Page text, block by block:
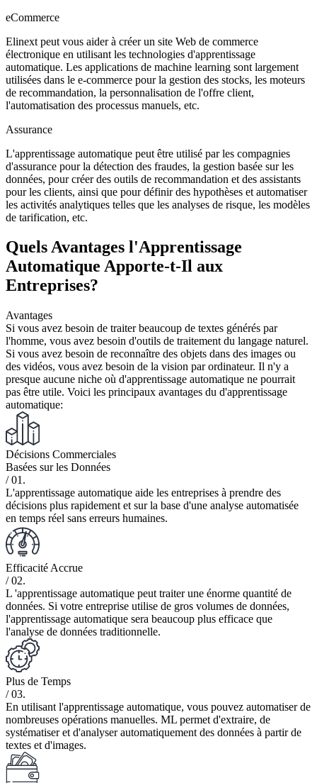
eCommerce
Elinext peut vous aider à créer un site Web de commerce
électronique en utilisant les technologies d'apprentissage
automatique. Les applications de machine learning sont largement
utilisées dans le e-commerce pour la gestion des stocks, les moteurs
de recommandation, la personnalisation de l'offre client,
l'automatisation des processus manuels, etc.
Assurance
L'apprentissage automatique peut être utilisé par les compagnies
d'assurance pour la détection des fraudes, la gestion basée sur les
données, pour créer des outils de recommandation et des assistants
pour les clients, ainsi que pour définir des hypothèses et automatiser
les activités analytiques telles que les analyses de risque, les modèles
de tarification, etc.
Quels Avantages l'Apprentissage
Automatique Apporte-t-Il aux
Entreprises?
Avantages
Si vous avez besoin de traiter beaucoup de textes générés par
l'homme, vous avez besoin d'outils de traitement du langage naturel.
Si vous avez besoin de reconnaître des objets dans des images ou
des vidéos, vous avez besoin de la vision par ordinateur. Il n'y a
presque aucune niche où d'apprentissage automatique ne pourrait
pas être utile. Voici les principaux avantages du d'apprentissage
automatique:
Décisions Commerciales
Basées sur les Données
/ 01.
L'apprentissage automatique aide les entreprises à prendre des
décisions plus rapidement et sur la base d'une analyse automatisée
en temps réel sans erreurs humaines.
Efficacité Accrue
/ 02.
L 'apprentissage automatique peut traiter une énorme quantité de
données. Si votre entreprise utilise de gros volumes de données,
l'apprentissage automatique sera beaucoup plus efficace que
l'analyse de données traditionnelle.
Plus de Temps
/ 03.
En utilisant l'apprentissage automatique, vous pouvez automatiser de
nombreuses opérations manuelles. ML permet d'extraire, de
systématiser et d'analyser automatiquement des données à partir de
textes et d'images.